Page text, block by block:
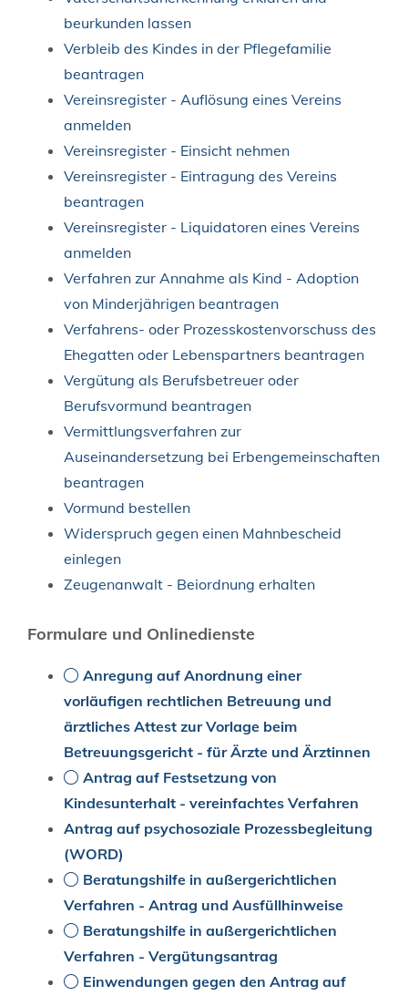
beurkunden lassen
Verbleib des Kindes in der Pflegefamilie
beantragen
Vereinsregister - Auflösung eines Vereins
anmelden
Vereinsregister - Einsicht nehmen
Vereinsregister - Eintragung des Vereins
beantragen
Vereinsregister - Liquidatoren eines Vereins
anmelden
Verfahren zur Annahme als Kind - Adoption
von Minderjährigen beantragen
Verfahrens- oder Prozesskostenvorschuss des
Ehegatten oder Lebenspartners beantragen
Vergütung als Berufsbetreuer oder
Berufsvormund beantragen
Vermittlungsverfahren zur
Auseinandersetzung bei Erbengemeinschaften
beantragen
Vormund bestellen
Widerspruch gegen einen Mahnbescheid
einlegen
Zeugenanwalt - Beiordnung erhalten
Formulare und Onlinedienste
Anregung auf Anordnung einer
vorläufigen rechtlichen Betreuung und
ärztliches Attest zur Vorlage beim
Betreuungsgericht - für Ärzte und Ärztinnen
Antrag auf Festsetzung von
Kindesunterhalt - vereinfachtes Verfahren
Antrag auf psychosoziale Prozessbegleitung
(WORD)
Beratungshilfe in außergerichtlichen
Verfahren - Antrag und Ausfüllhinweise
Beratungshilfe in außergerichtlichen
Verfahren - Vergütungsantrag
Einwendungen gegen den Antrag auf